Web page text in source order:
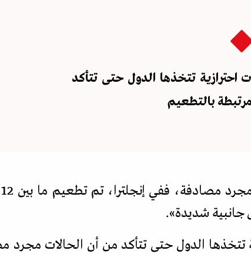
احترازية تتخذها الدول حتى تتأكد
بالتطعيم
شديدة».
تتخذها الدول حتى تتأكد من أن الحالات مجرد